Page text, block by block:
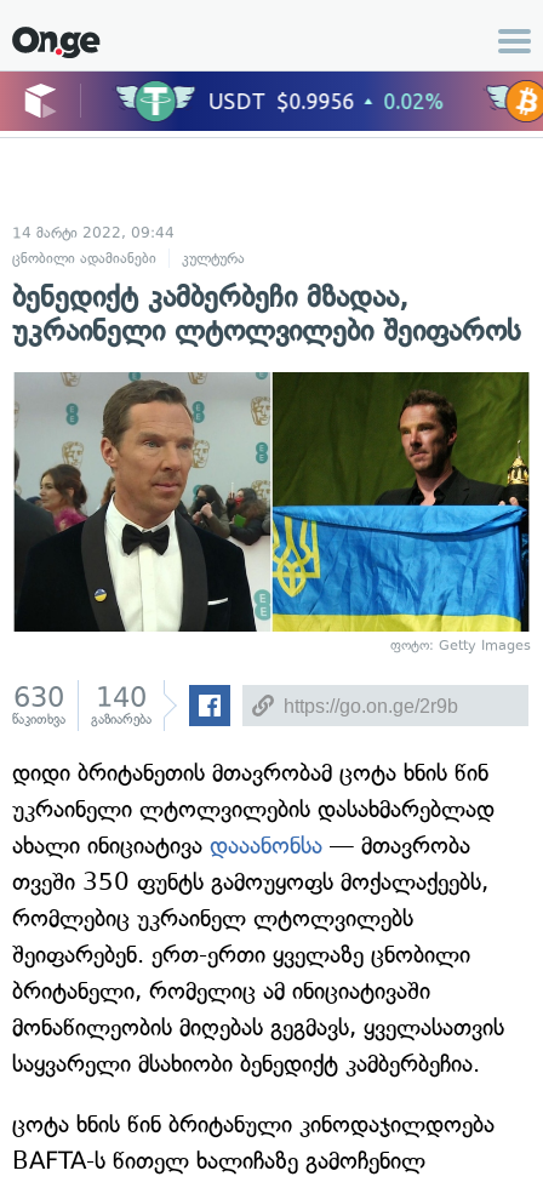
14 მარტი 2022, 09:44
ცნობილი ადამიანები
კულტურა
ბენედიქტ კამბერბეჩი მზადაა,
უკრაინელი ლტოლვილები შეიფაროს
ფოტო: Getty Images
630
წაკითხვა
140
გაზიარება
დიდი ბრიტანეთის მთავრობამ ცოტა ხნის წინ
უკრაინელი ლტოლვილების დასახმარებლად
ახალი ინიციატივა დააანონსა — მთავრობა
თვეში 350 ფუნტს გამოუყოფს მოქალაქეებს,
რომლებიც უკრაინელ ლტოლვილებს
შეიფარებენ. ერთ-ერთი ყველაზე ცნობილი
ბრიტანელი, რომელიც ამ ინიციატივაში
მონაწილეობის მიღებას გეგმავს, ყველასათვის
საყვარელი მსახიობი ბენედიქტ კამბერბეჩია.
ცოტა ხნის წინ ბრიტანული კინოდაჯილდოება
BAFTA-ს წითელ ხალიჩაზე გამოჩენილ